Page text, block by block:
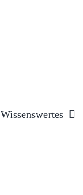
Wissenswertes